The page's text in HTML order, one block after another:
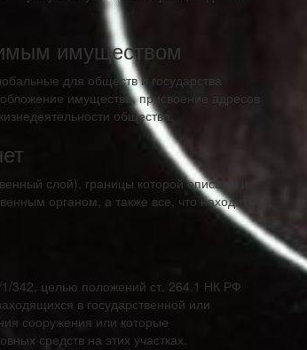
имуществом
для обществ и государства
имущества, присвоение адресов
общества.
слой), границы которой описаны и
органом, а также все, что находится
1/342, целью положений ст. 264.1 НК РФ
в государственной или
сооружения или которые
средств на этих участках.